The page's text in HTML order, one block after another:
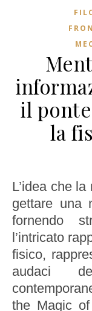
il
la
L’idea che la meccanica quantistica possa
gettare una
fornendo
l’intricato
fisico,
audaci
the Magic